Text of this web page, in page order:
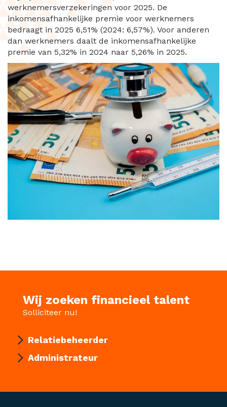
werknemersverzekeringen voor 2025. De
inkomensafhankelijke premie voor werknemers
bedraagt in 2025 6,51% (2024: 6,57%). Voor anderen
dan werknemers daalt de inkomensafhankelijke
premie van 5,32% in 2024 naar 5,26% in 2025.
Wij zoeken financieel talent
Solliciteer nu!
Relatiebeheerder
Administrateur